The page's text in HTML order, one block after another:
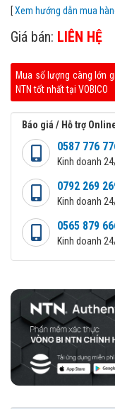
[Xem hướng dẫn mua
Giá bán: LIÊN HỆ
Mua số lượng càng lớn
NTN tốt nhất tại VOBICO
Báo giá / Hỗ trợ
0587 776
Kinh doanh
0792 269
Kinh doanh
0565 879
Kinh doanh